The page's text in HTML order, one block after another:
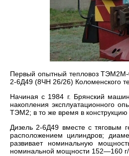
Первый опытный тепловоз ТЭМ2М-
2-6Д49 (8ЧН 26/26) Коломенского
Начиная с 1984 г. Брянский
накопления эксплуатационного
ТЭМ2; в то же время в
Дизель 2-6Д49 вместе с тяговым
расположением цилиндров;
развивает номинальную
номинальной мощности 152—160 г/